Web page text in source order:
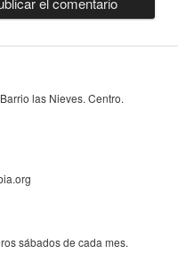
las Nieves. Centro.
sábados de cada mes.